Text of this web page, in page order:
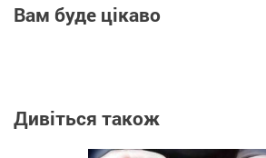
Вам буде цікаво
Дивіться також